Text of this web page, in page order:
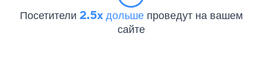
Посетители 2.5x дольше проведут на вашем
сайте